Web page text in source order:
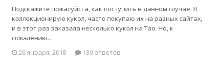
Подскажите пожалуйста, как поступить в данном случае: Я
коллекционирую кукол, часто покупаю их на разных сайтах,
и в этот раз заказала несколько кукол на Тао. Но, к
сожалению...
26 января, 2018
139 ответов